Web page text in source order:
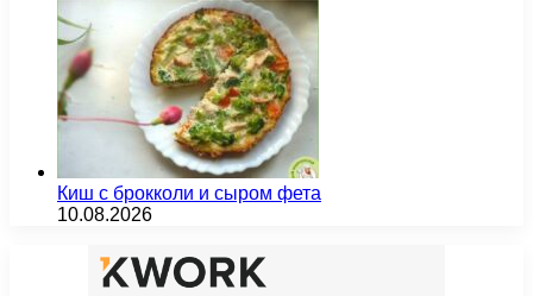
Киш с брокколи и сыром фета
10.08.2026